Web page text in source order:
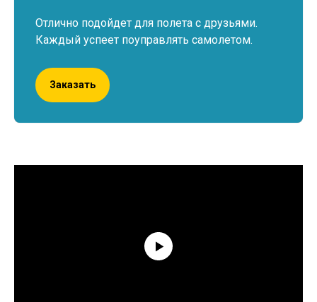
Отлично подойдет для полета с друзьями.
Каждый успеет поуправлять самолетом.
Заказать